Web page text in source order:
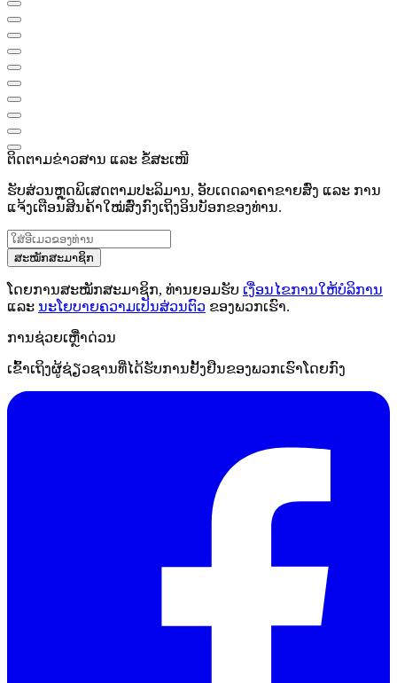
ຕິດຕາມຂ່າວສານ ແລະ ຂໍ້ສະເໜີ
ຮັບສ່ວນຫຼຸດພິເສດຕາມປະລິມານ, ອັບເດດລາຄາຂາຍສົ່ງ ແລະ ການ
ແຈ້ງເຕືອນສິນຄ້າໃໝ່ສົ່ງກົງເຖິງອິນບັອກຂອງທ່ານ.
ສະໝັກສະມາຊິກ
ໂດຍການສະໝັກສະມາຊິກ, ທ່ານຍອມຮັບ ເງື່ອນໄຂການໃຫ້ບໍລິການ
ແລະ ນະໂຍບາຍຄວາມເປັນສ່ວນຕົວ ຂອງພວກເຮົາ.
ການຊ່ວຍເຫຼືໍາດ່ວນ
ເຂົ້າເຖິງຜູ້ຊ່ຽວຊານທີ່ໄດ້ຮັບການຢັ້ງຢືນຂອງພວກເຮົາໂດຍກົງ